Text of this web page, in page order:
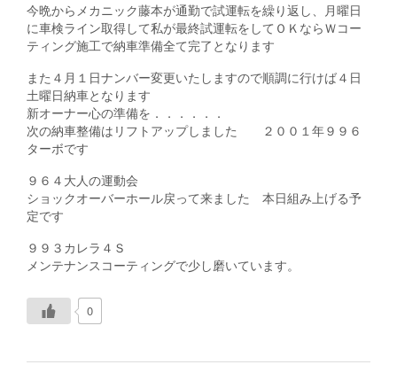
今晩からメカニック藤本が通勤で試運転を繰り返し、月曜日
に車検ライン取得して私が最終試運転をしてＯＫならＷコー
ティング施工で納車準備全て完了となります
また４月１日ナンバー変更いたしますので順調に行けば４日
土曜日納車となります
新オーナー心の準備を．．．．．．
次の納車整備はリフトアップしました ２００１年９９６
ターボです
９６４大人の運動会
ショックオーバーホール戻って来ました 本日組み上げる予
定です
９９３カレラ４Ｓ
メンテナンスコーティングで少し磨いています。
0